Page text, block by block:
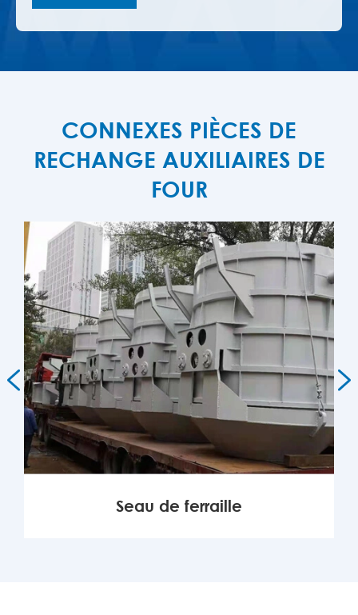
CONNEXES PIÈCES DE
RECHANGE AUXILIAIRES DE
FOUR
Seau de ferraille
 